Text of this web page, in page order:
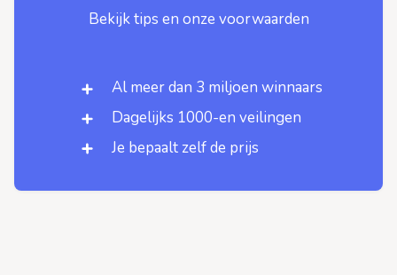
Bekijk tips en onze voorwaarden
Al meer dan 3 miljoen winnaars
Dagelijks 1000-en veilingen
Je bepaalt zelf de prijs